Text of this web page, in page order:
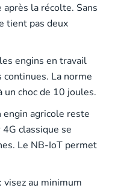
la récolte. Sans
tient pas deux
engins en travail
La norme
un choc de 10 joules.
engin agricole reste
classique se
Le NB-IoT permet
: visez au minimum